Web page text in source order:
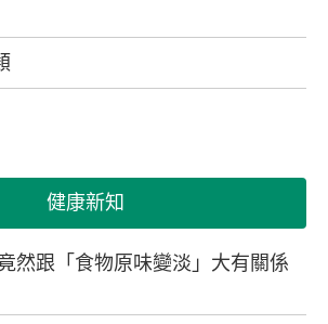
健康新知
然跟「食物原味變淡」大有關係